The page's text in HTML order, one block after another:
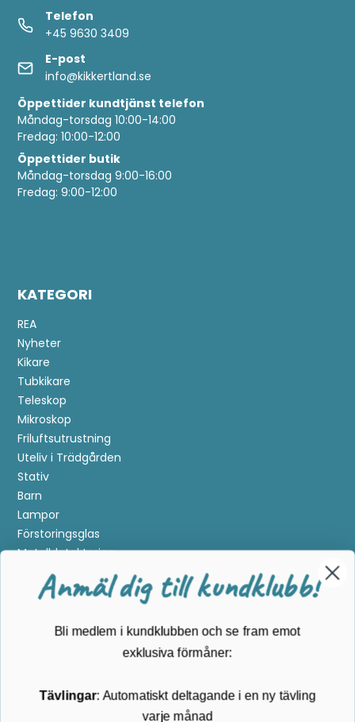
Telefon
+45 9630 3409
E-post
info@kikkertland.se
Öppettider kundtjänst telefon
Måndag-torsdag 10:00-14:00
Fredag: 10:00-12:00
Öppettider butik
Måndag-torsdag 9:00-16:00
Fredag: 9:00-12:00
KATEGORI
REA
Nyheter
Kikare
Tubkikare
Teleskop
Mikroskop
Friluftsutrustning
Uteliv i Trädgården
Stativ
Barn
Lampor
Förstoringsglas
Metalldetektering
Guider
Mærker
Kundservice
Returnering
Anmäl dig till kundklubb!
exklusiva förmåner:
varje månad